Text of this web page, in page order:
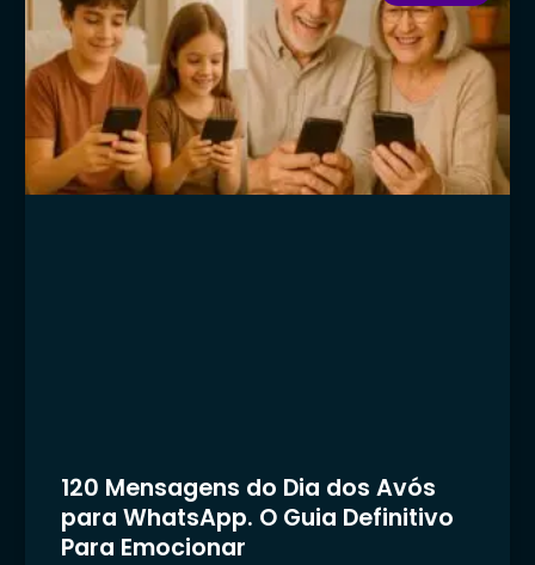
120 Mensagens do Dia dos Avós
para WhatsApp. O Guia Definitivo
Para Emocionar